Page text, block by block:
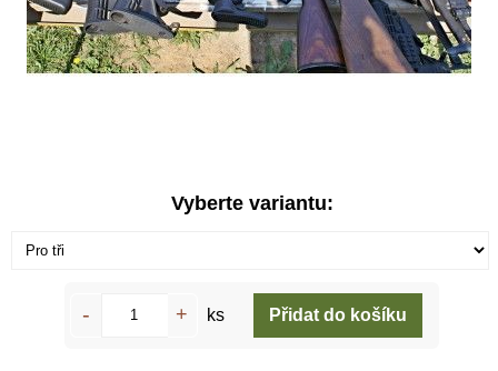
Vyberte variantu:
ks